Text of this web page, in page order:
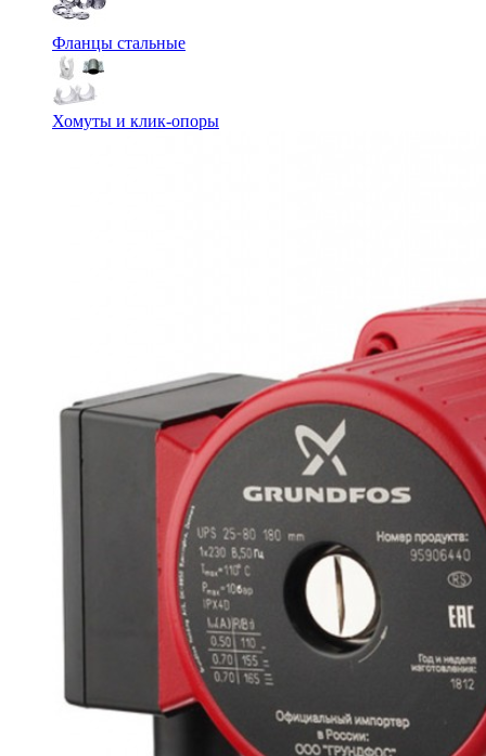
Фланцы стальные
Хомуты и клик-опоры